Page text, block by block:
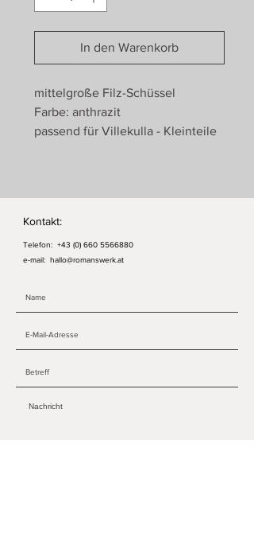
In den Warenkorb
mittelgroße Filz-Schüssel
Farbe: anthrazit
passend für Villekulla - Kleinteile
Kontakt:
Telefon: +43 (0) 660 5566880
e-mail: hallo@romanswerk.at